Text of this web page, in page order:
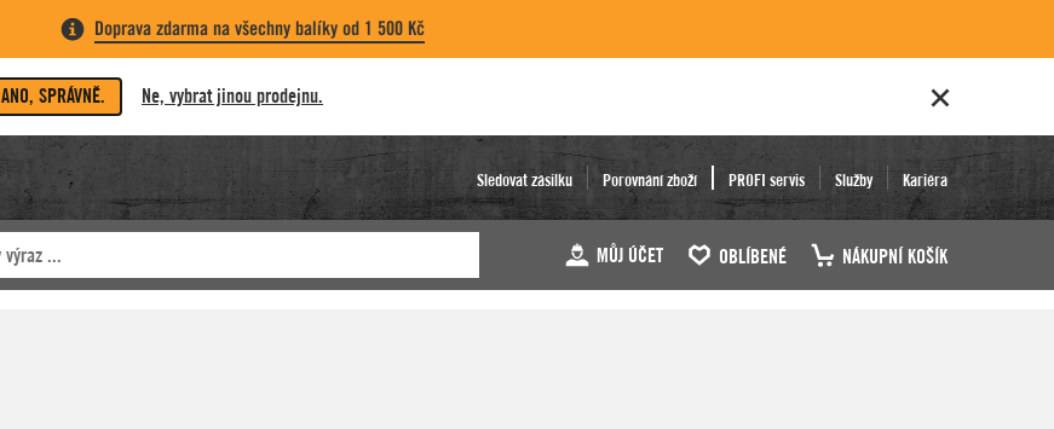
Doprava zdarma na všechny balíky od 1 500 Kč
ANO, SPRÁVNĚ. Ne, vybrat jinou prodejnu.
Sledovat zásilku Porovnání zboží PROFI servis Služby Kariéra
MŮJ ÚČET OBLÍBENÉ NÁKUPNÍ KOŠÍK